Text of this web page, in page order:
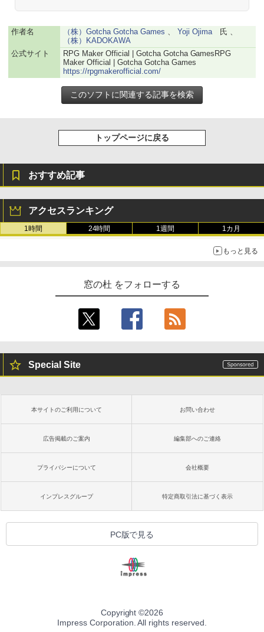
￥39,582
Robloxギフトカード - 2,000 Robux 【限
定バーチャルアイテムを含む】 【オンラ
ラインコード版
Robloxギフトカード - 1000 Robux 【限
インゲームコード】 ロブロックス |オン
￥1,600
Microsoft Office Home 2024(最新 永続
ClaudeCode いちばんやさしい 教科書:
非エンジニア 初心者 素人 でも安心 使い
方 マニュアル AI副業にもコンテンツ作成
めのAIコーディング入門シリーズ
FM TOWNS ハイパー・カタログ: 本体ハ
ェクトリストと最新エミュレータ紹介
￥1,600
1冊ですべて身につくHTML & CSSとWe
bデザイン入門講座［第2版］
￥19,980
ション (32GB) 7インチディスプレイ、明
るさ自動調整、色調調節ライト、12週間
￥32,980
ージ、防水、7インチカラーディスプレ
テリー、広告無し、ブラック (2025年発
売)
￥39,980
11インチカラーディスプレイ、64GBスト
レージ、ノート機能搭載、明るさ自動調
き、グラファイト
作者名 （株）Gotcha Gotcha Games 、 Yoji Ojima氏 、
（株）KADOKAWA
公式サイト
RPG Maker Official | Gotcha Gotcha GamesRPG
Maker Official | Gotcha Gotcha Games
https://rpgmakerofficial.com/
トップページに戻る
おすすめ記事
アクセスランキング
1時間 24時間 1週間 1カ月
もっと見る
窓の杜 をフォローする
Special Site
本サイトのご利用について お問い合わせ
広告掲載のご案内 編集部へのご連絡
プライバシーについて 会社概要
インプレスグループ 特定商取引法に基づく表示
PC版で見る
Copyright ©2026
Impress Corporation. All rights reserved.